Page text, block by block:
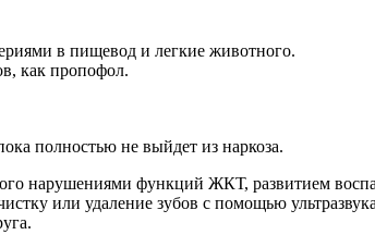
в пищевод и легкие животного.
как пропофол.
полностью не выйдет из наркоза.
нарушениями функций ЖКТ, развитием
или удаление зубов с помощью